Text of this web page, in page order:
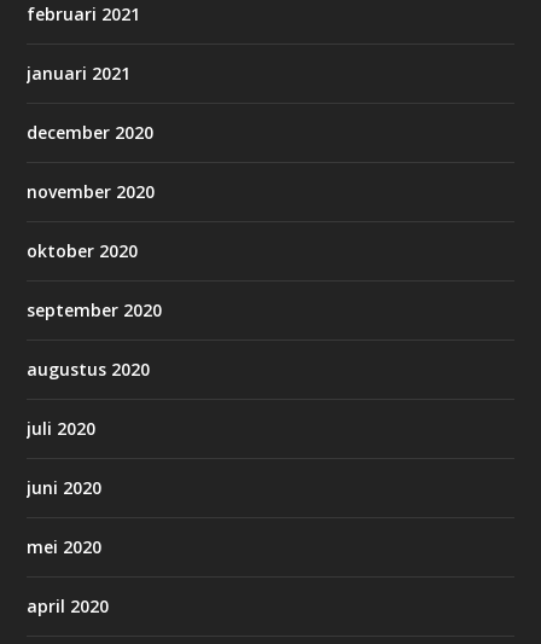
februari 2021
januari 2021
december 2020
november 2020
oktober 2020
september 2020
augustus 2020
juli 2020
juni 2020
mei 2020
april 2020